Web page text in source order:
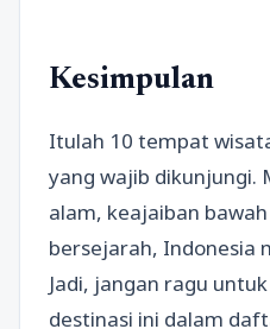
Kesimpulan
Itulah 10 tempat
yang wajib dikunjungi.
alam, keajaiban
bersejarah, Indonesia
Jadi, jangan ragu
destinasi ini dalam